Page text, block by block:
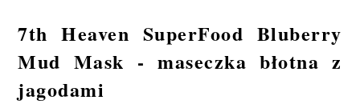
7th Heaven SuperFood Bluberry
Mud Mask - maseczka błotna z
jagodami